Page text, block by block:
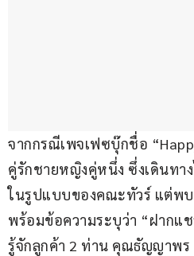
จากกรณีเพจเฟซบุ๊กชื่อ
คู่รักชายหญิงคู่หนึ่ง ซึ่งเดินทา
ในรูปแบบของคณะทัวร์ แต่พบ
พร้อมข้อความระบุว่า “ฝากแ
รู้จักลูกค้า 2 ท่าน คุณธัญญาพ